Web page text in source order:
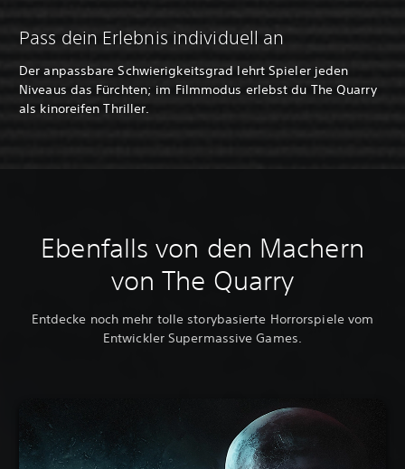
Pass dein Erlebnis individuell an
Der anpassbare Schwierigkeitsgrad lehrt Spieler jeden
Niveaus das Fürchten; im Filmmodus erlebst du The Quarry
als kinoreifen Thriller.
Ebenfalls von den Machern
von The Quarry
Entdecke noch mehr tolle storybasierte Horrorspiele vom
Entwickler Supermassive Games.